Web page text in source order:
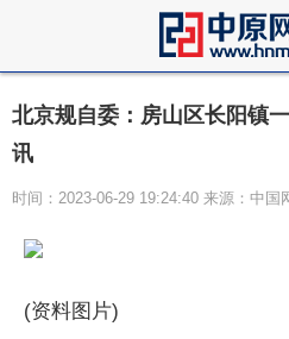
北京规自委：房山区长阳镇
讯
时间：2023-06-29 19:24:40 来源：中国
(资料图片)